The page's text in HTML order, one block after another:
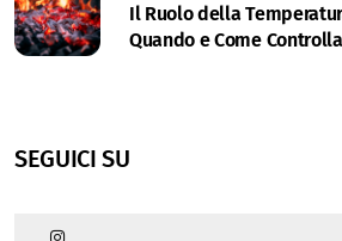
Il Ruolo della
Quando e Come
SEGUICI SU